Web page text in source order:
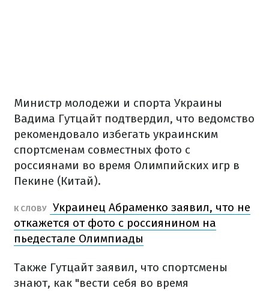
Министр молодежи и спорта Украины
Вадима Гутцайт подтвердил, что ведомство
рекомендовало избегать украинским
спортсменам совместных фото с
россиянами во время Олимпийских игр в
Пекине (Китай).
К СЛОВУ
Украинец Абраменко заявил, что не
откажется от фото с россиянином на
пьедестале Олимпиады
Также Гутцайт заявил, что спортсмены
знают, как "вести себя во время